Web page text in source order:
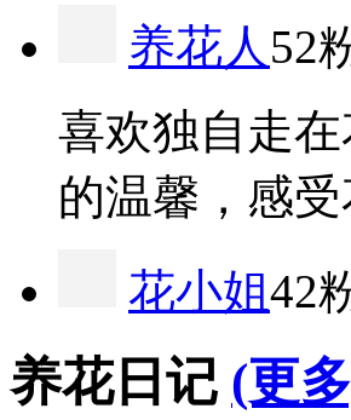
养花人 52
喜欢独自走
的温馨，感
花小姐42
养花日记 (更